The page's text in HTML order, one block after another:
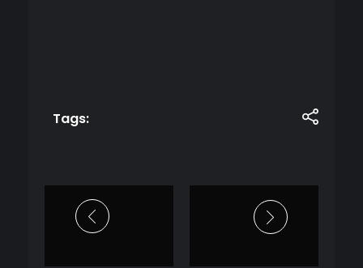
Tags: